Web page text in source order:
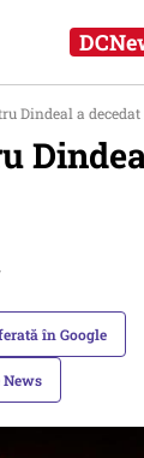
Dindeal a decedat
în Google
News